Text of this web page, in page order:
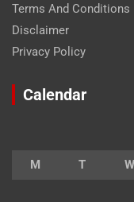
Terms And Conditions
Disclaimer
Privacy Policy
Calendar
M T W